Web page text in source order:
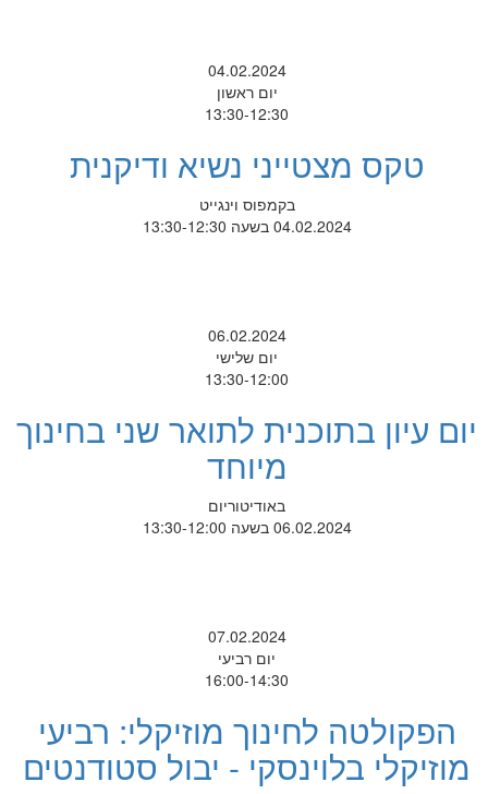
04.02.2024
יום ראשון
13:30-12:30
טקס מצטייני נשיא ודיקנית
בקמפוס וינגייט
04.02.2024 בשעה 13:30-12:30
06.02.2024
יום שלישי
13:30-12:00
יום עיון בתוכנית לתואר שני בחינוך
מיוחד
באודיטוריום
06.02.2024 בשעה 13:30-12:00
07.02.2024
יום רביעי
16:00-14:30
הפקולטה לחינוך מוזיקלי: רביעי
מוזיקלי בלוינסקי - יבול סטודנטים